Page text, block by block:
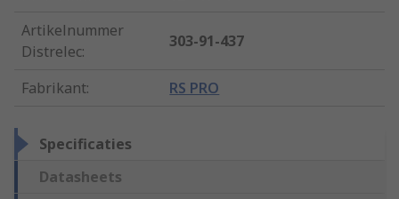
Artikelnummer
Distrelec:
303-91-437
Fabrikant: RS PRO
Specificaties
Datasheets